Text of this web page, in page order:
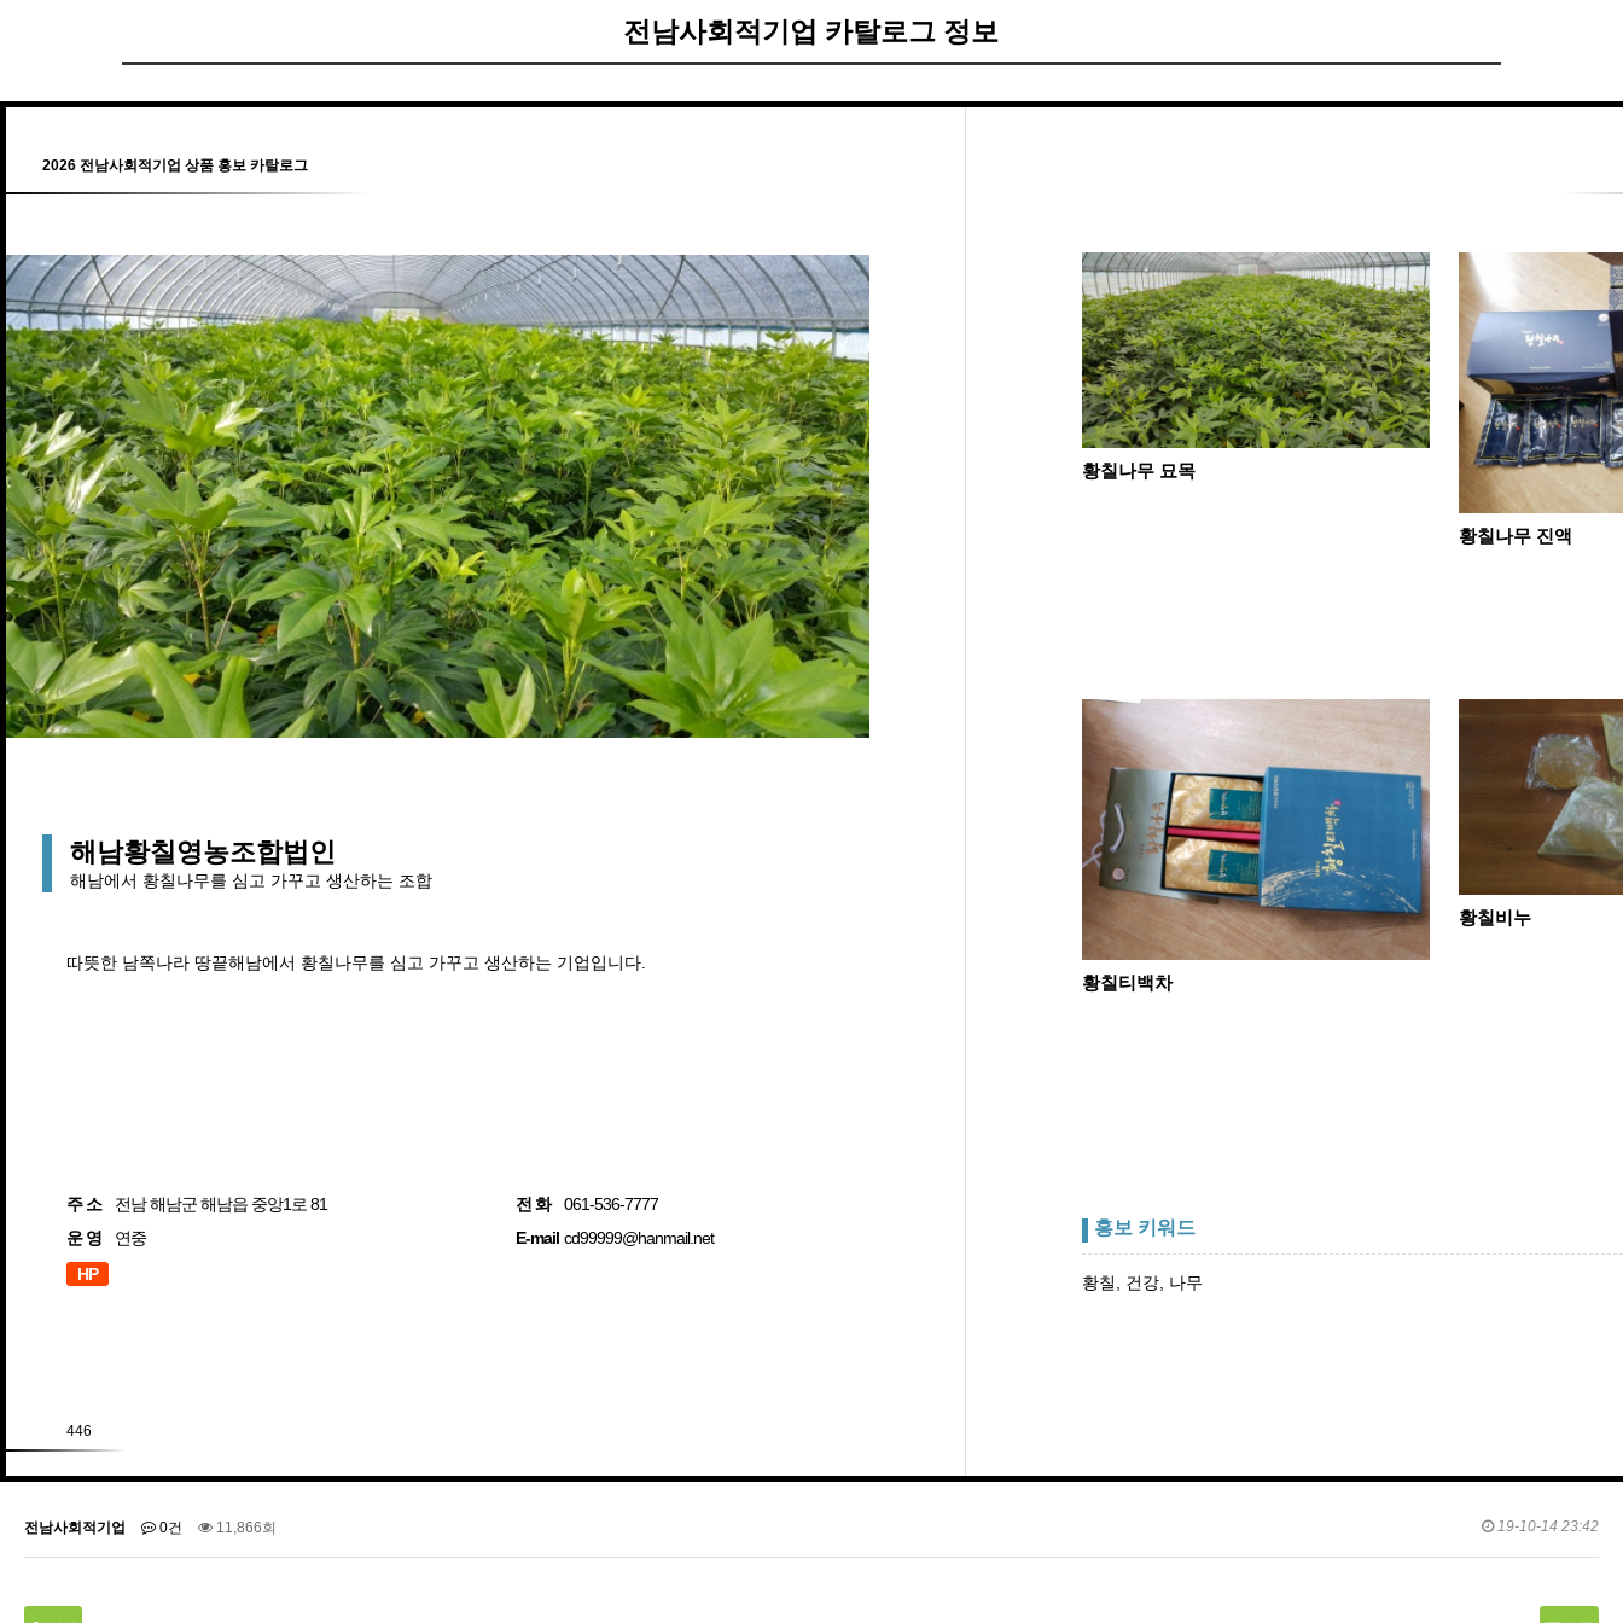
전남사회적기업 카탈로그 정보
2026 전남사회적기업 상품 홍보 카탈로그
해남황칠영농조합법인
해남에서 황칠나무를 심고 가꾸고 생산하는 조합
따뜻한 남쪽나라 땅끝해남에서 황칠나무를 심고 가꾸고 생산하는 기업입니다.
주 소
전남 해남군 해남읍 중앙1로 81
운 영
연중
HP
전 화
061-536-7777
E-mail cd99999@hanmail.net
446
황칠나무 묘목
황칠나무 진액
황칠티백차
황칠비누
홍보 키워드
황칠, 건강, 나무
전남사회적기업 0건 11,866회 19-10-14 23:42